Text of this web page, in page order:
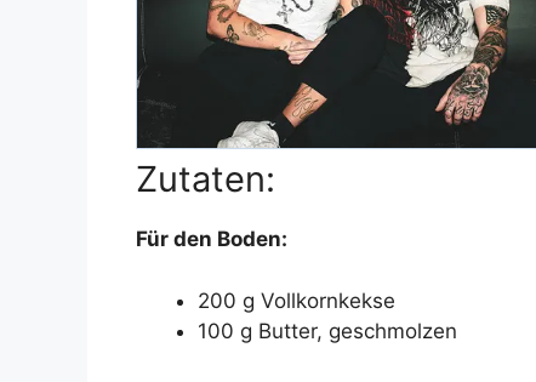
Zutaten:
Für den Boden:
200 g Vollkornkekse
100 g Butter, geschmolzen